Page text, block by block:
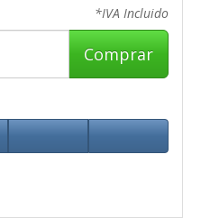
*IVA Incluido
Comprar